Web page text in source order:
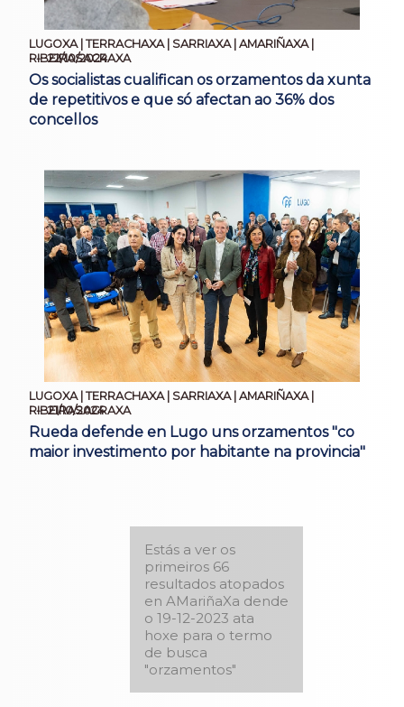
LUGOXA | TERRACHAXA | SARRIAXA | AMARIÑAXA |
RIBEIRASACRAXA
22/10/2024
Os socialistas cualifican os orzamentos da xunta
de repetitivos e que só afectan ao 36% dos
concellos
LUGOXA | TERRACHAXA | SARRIAXA | AMARIÑAXA |
RIBEIRASACRAXA
21/10/2024
Rueda defende en Lugo uns orzamentos "co
maior investimento por habitante na provincia"
Estás a ver os
primeiros 66
resultados atopados
en AMariñaXa dende
o 19-12-2023 ata
hoxe para o termo
de busca
"orzamentos"